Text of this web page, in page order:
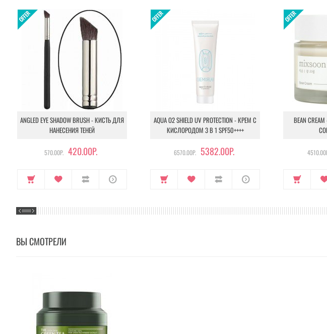
ANGLED EYE SHADOW BRUSH - КИСТЬ ДЛЯ
НАНЕСЕНИЯ ТЕНЕЙ
570.00Р. 420.00Р.
AQUA O2 SHIELD UV PROTECTION - КРЕМ С
КИСЛОРОДОМ 3 В 1 SPF50++++
6570.00Р. 5382.00Р.
BEAN
ВЫ СМОТРЕЛИ